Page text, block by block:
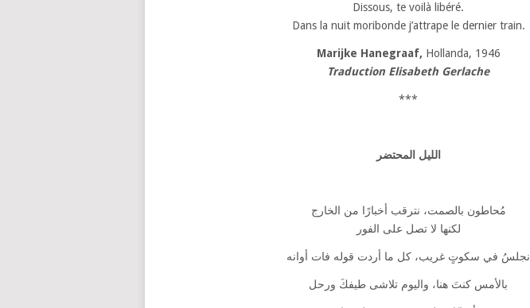
Dissous, te voilà libéré.
Dans la nuit moribonde j’attrape le dernier train.
Marijke Hanegraaf, Hollanda, 1946
Traduction Elisabeth Gerlache
***
الليل المحتضر
مُحاطون بالصمت، نترقب أخبارًا من الخارج
لكنها لا تصل على الفور
نجلسُ في سكوتٍ غريب، كل ما أردت قوله فات أوانه
بالأمس كنتَ هنا، واليوم تلاشى طيفكَ ورحل